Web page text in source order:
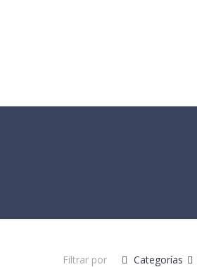
Filtrar por Categorías